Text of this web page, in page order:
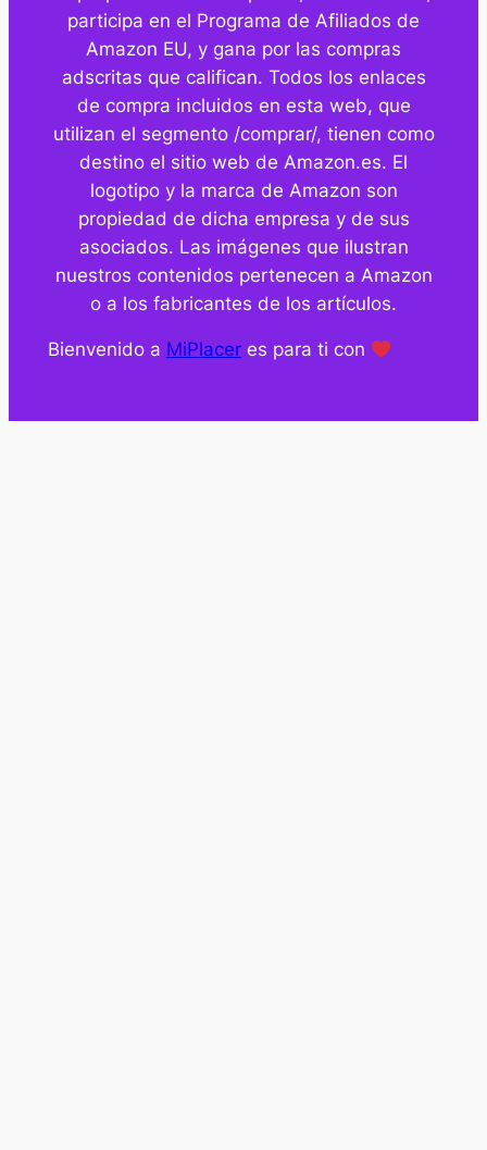
participa en el Programa de Afiliados de
Amazon EU, y gana por las compras
adscritas que califican. Todos los enlaces
de compra incluidos en esta web, que
utilizan el segmento /comprar/, tienen como
destino el sitio web de Amazon.es. El
logotipo y la marca de Amazon son
propiedad de dicha empresa y de sus
asociados. Las imágenes que ilustran
nuestros contenidos pertenecen a Amazon
o a los fabricantes de los artículos.
Bienvenido a MiPlaceres para ti con